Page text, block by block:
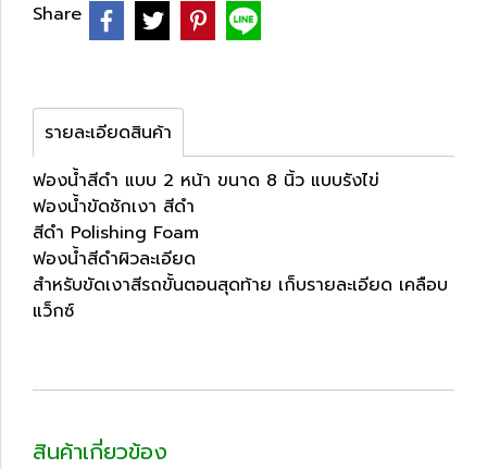
Share
รายละเอียดสินค้า
ฟองน้ำสีดำ แบบ 2 หน้า ขนาด 8 นิ้ว แบบรังไข่
ฟองน้ำขัดชักเงา สีดำ
สีดำ Polishing Foam
ฟองน้ำสีดำผิวละเอียด
สำหรับขัดเงาสีรถขั้นตอนสุดท้าย เก็บรายละเอียด เคลือบ
แว็กซ์
สินค้าเกี่ยวข้อง